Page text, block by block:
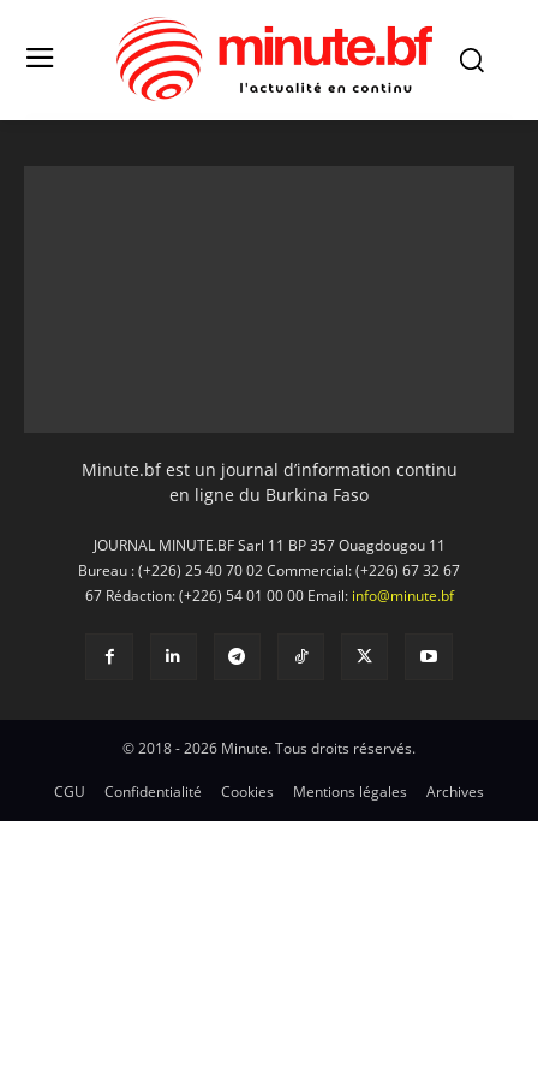
Minute.bf est un journal d’information continu
en ligne du Burkina Faso
JOURNAL MINUTE.BF Sarl 11 BP 357 Ouagdougou 11
Bureau : (+226) 25 40 70 02 Commercial: (+226) 67 32 67
67 Rédaction: (+226) 54 01 00 00 Email: info@minute.bf
© 2018 - 2026 Minute. Tous droits réservés.
CGU Confidentialité Cookies Mentions légales Archives